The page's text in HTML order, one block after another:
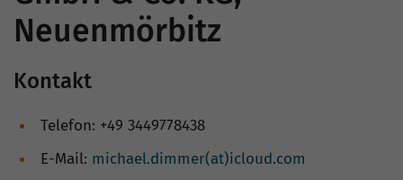
Neuenmörbitz
Kontakt
Telefon: +49 3449778438
E-Mail: michael.dimmer(at)icloud.com